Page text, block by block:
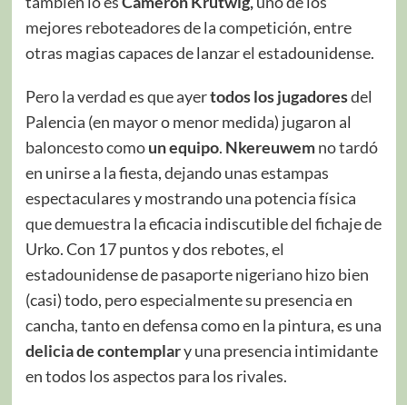
mejores reboteadores de la competición, entre
otras magias capaces de lanzar el estadounidense.
Pero la verdad es que ayertodos los jugadoresdel
Palencia (en mayor o menor medida) jugaron al
baloncesto comoun equipo. Nkereuwemno tardó
en unirse a la fiesta, dejando unas estampas
espectaculares y mostrando una potencia física
que demuestra la eficacia indiscutible del fichaje de
Urko. Con 17 puntos y dos rebotes, el
estadounidense de pasaporte nigeriano hizo bien
(casi) todo, pero especialmente su presencia en
cancha, tanto en defensa como en la pintura, es una
delicia de contemplary una presencia intimidante
en todos los aspectos para los rivales.